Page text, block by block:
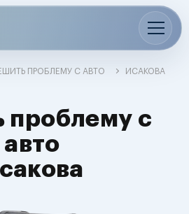
ПРОБЛЕМУ С АВТО ИСАКОВА
проблему с
авто